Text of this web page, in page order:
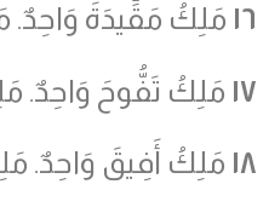
١٦ مَلِكُ مَقِّيدَةَ وَاحِدٌ.
١٧ مَلِكُ تَفُّوحَ وَاحِدٌ.
١٨ مَلِكُ أَفِيقَ وَاحِدٌ.